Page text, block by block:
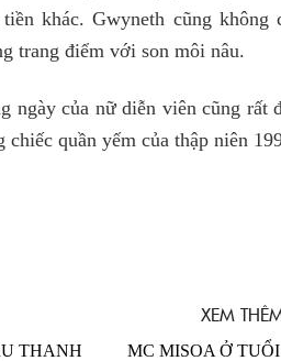
khác. Gwyneth cũng
trang điểm với son môi nâu.
ngày của nữ diễn viên cũng
chiếc quần yếm của thập niên
XEM
THANH
MC MISOA Ở